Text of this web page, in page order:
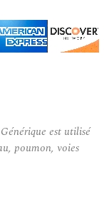
est utilisé
poumon, voies